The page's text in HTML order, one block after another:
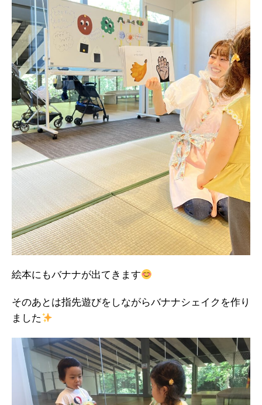
絵本にもバナナが出てきます
そのあとは指先遊びをしながらバナナシェイクを作り
ました